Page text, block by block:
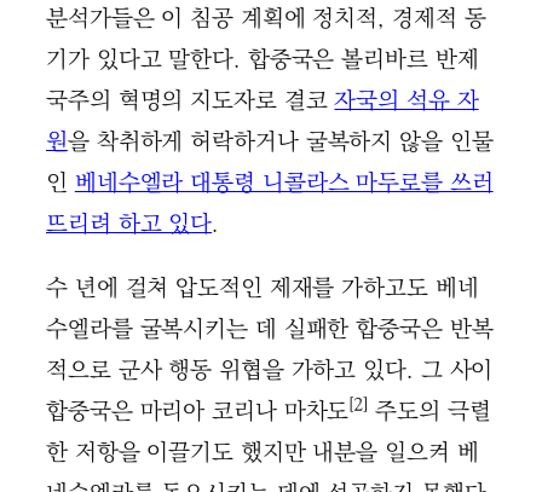
분석가들은 이 침공 계획에 정치적, 경제적 동
기가 있다고 말한다. 합중국은 볼리바르 반제
국주의 혁명의 지도자로 결코자국의 석유 자
원을 착취하게 허락하거나 굴복하지 않을 인물
인베네수엘라 대통령 니콜라스 마두로를 쓰러
뜨리려 하고 있다.
수 년에 걸쳐 압도적인 제재를 가하고도 베네
수엘라를 굴복시키는 데 실패한 합중국은 반복
적으로 군사 행동 위협을 가하고 있다. 그 사이
합중국은 마리아 코리나 마차도[2] 주도의 극렬
한 저항을 이끌기도 했지만 내분을 일으켜 베